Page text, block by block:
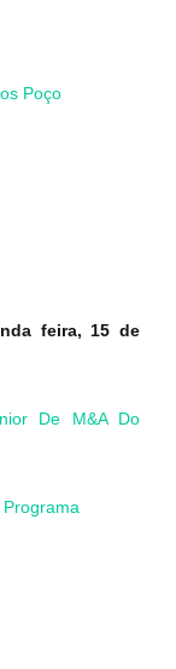
Poço
feira, 15 de
De M&A Do